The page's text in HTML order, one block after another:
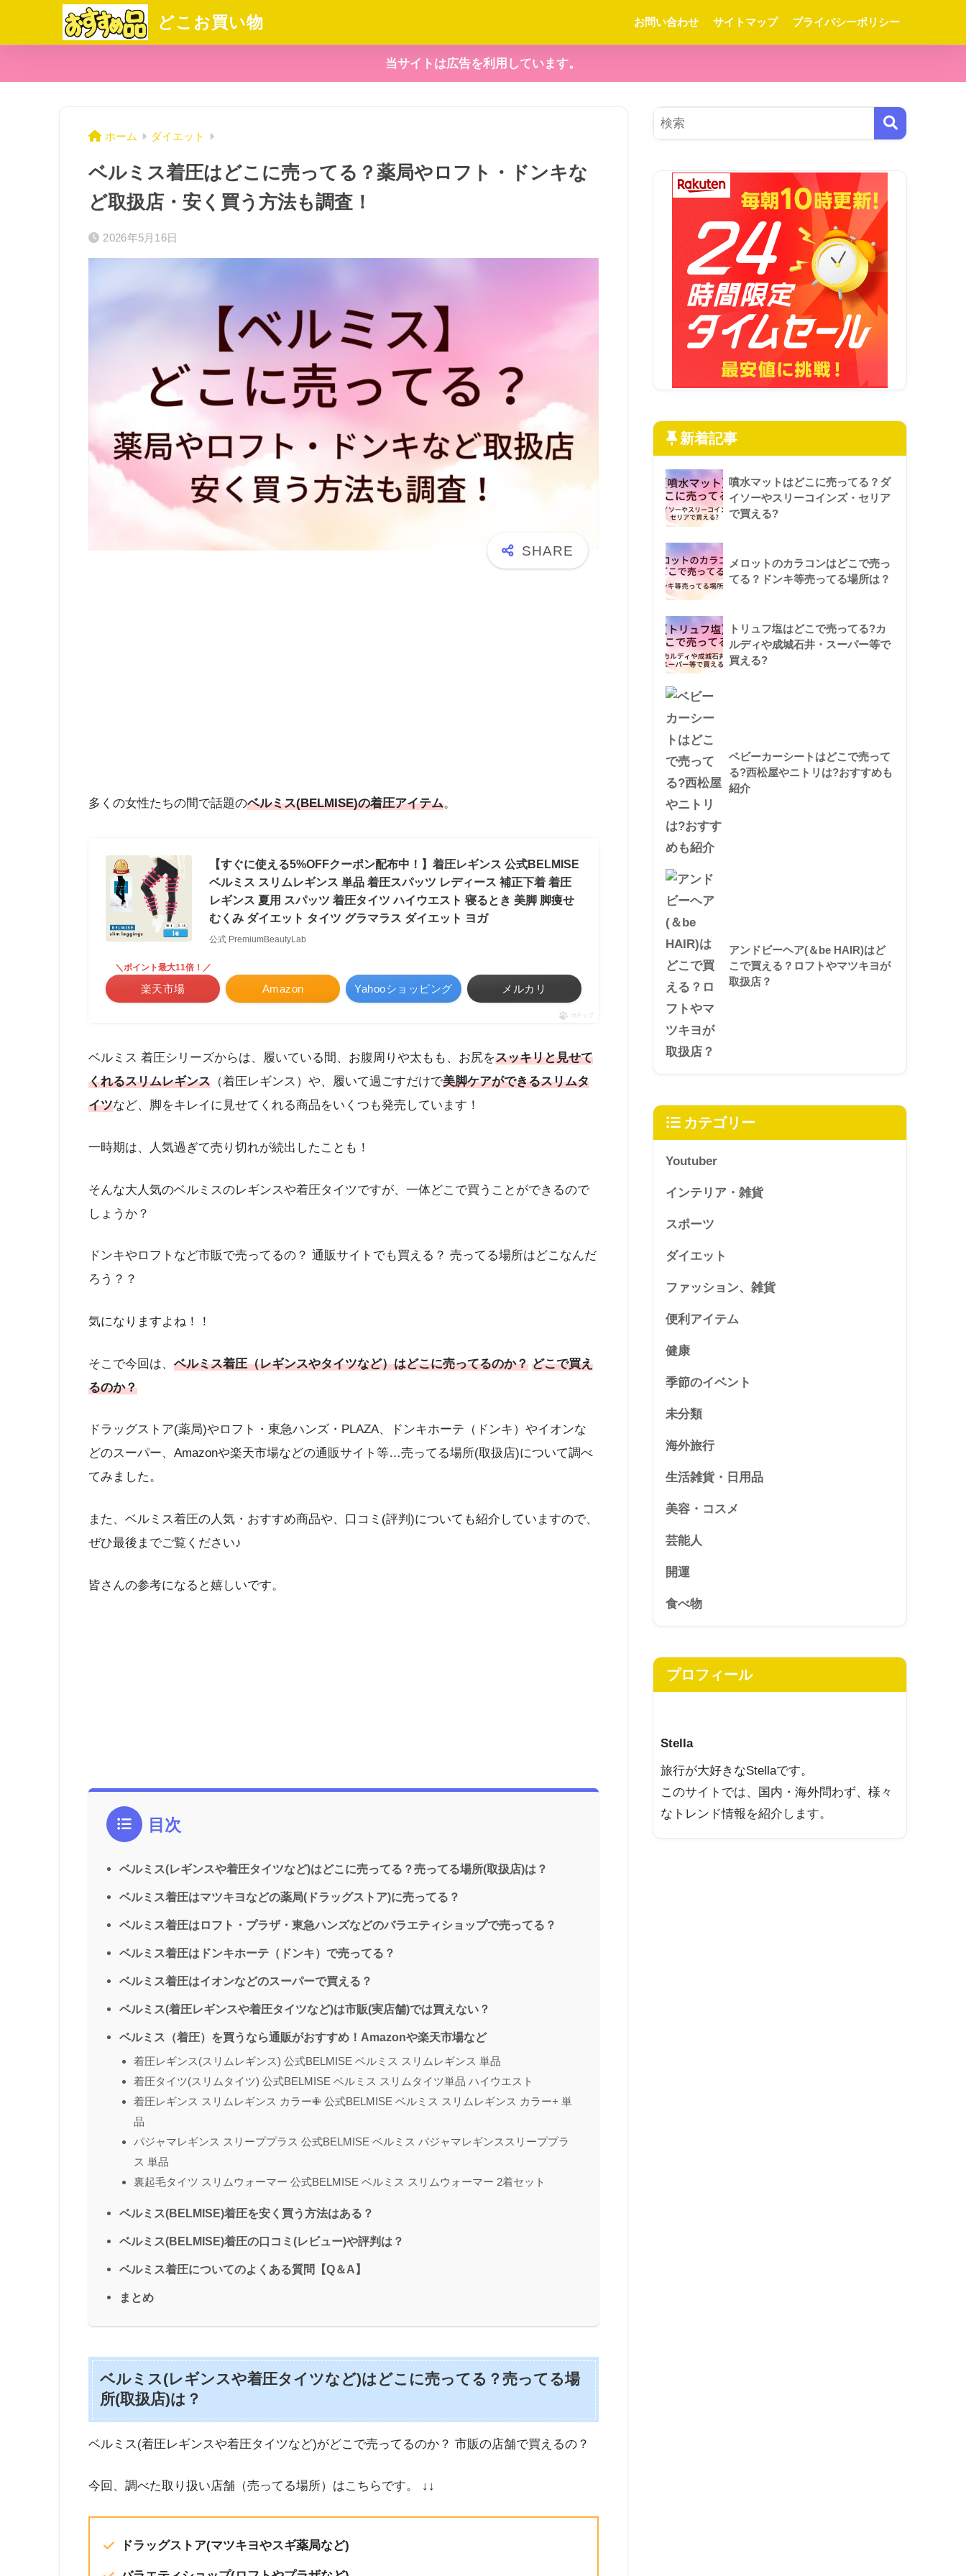
どこお買い物 お問い合わせ サイトマップ プライバシーポリシー
当サイトは広告を利用しています。
ホーム ダイエット
ベルミス着圧はどこに売ってる？薬局やロフト・ドンキな
ど取扱店・安く買う方法も調査！
2026年5月16日
多くの女性たちの間で話題のベルミス(BELMISE)の着圧アイテム。
【すぐに使える5%OFFクーポン配布中！】着圧レギンス 公式BELMISE
ベルミス スリムレギンス 単品 着圧スパッツ レディース 補正下着 着圧
レギンス 夏用 スパッツ 着圧タイツ ハイウエスト 寝るとき 美脚 脚痩せ
むくみ ダイエット タイツ グラマラス ダイエット ヨガ
公式 PremiumBeautyLab
Amazon
＼ポイント最大11倍！／
楽天市場 Yahooショッピング メルカリ
ポチップ
ベルミス 着圧シリーズからは、履いている間、お腹周りや太もも、お尻をスッキリと見せて
くれるスリムレギンス （着圧レギンス）や、履いて過ごすだけで美脚ケアができるスリムタ
イツなど、脚をキレイに見せてくれる商品をいくつも発売しています！
一時期は、人気過ぎて売り切れが続出したことも！
そんな大人気のベルミスのレギンスや着圧タイツですが、一体どこで買うことができるので
しょうか？
ドンキやロフトなど市販で売ってるの？ 通販サイトでも買える？ 売ってる場所はどこなんだ
ろう？？
気になりますよね！！
そこで今回は、 ベルミス着圧（レギンスやタイツなど）はどこに売ってるのか？ どこで買え
るのか？
ドラッグストア(薬局)やロフト・東急ハンズ・PLAZA、ドンキホーテ（ドンキ）やイオンな
どのスーパー、Amazonや楽天市場などの通販サイト等…売ってる場所(取扱店)について調べ
てみました。
また、ベルミス着圧の人気・おすすめ商品や、口コミ(評判)についても紹介していますので、
ぜひ最後までご覧ください♪
皆さんの参考になると嬉しいです。
目次
ベルミス(レギンスや着圧タイツなど)はどこに売ってる？売ってる場所(取扱店)は？
ベルミス着圧はマツキヨなどの薬局(ドラッグストア)に売ってる？
ベルミス着圧はロフト・プラザ・東急ハンズなどのバラエティショップで売ってる？
ベルミス着圧はドンキホーテ（ドンキ）で売ってる？
ベルミス着圧はイオンなどのスーパーで買える？
ベルミス(着圧レギンスや着圧タイツなど)は市販(実店舗)では買えない？
ベルミス（着圧）を買うなら通販がおすすめ！Amazonや楽天市場など
着圧レギンス(スリムレギンス) 公式BELMISE ベルミス スリムレギンス 単品
着圧タイツ(スリムタイツ) 公式BELMISE ベルミス スリムタイツ単品 ハイウエスト
着圧レギンス スリムレギンス カラー✙ 公式BELMISE ベルミス スリムレギンス カラー+ 単
品
パジャマレギンス スリーププラス 公式BELMISE ベルミス パジャマレギンススリーププラ
ス 単品
裏起毛タイツ スリムウォーマー 公式BELMISE ベルミス スリムウォーマー 2着セット
ベルミス(BELMISE)着圧を安く買う方法はある？
ベルミス(BELMISE)着圧の口コミ(レビュー)や評判は？
ベルミス着圧についてのよくある質問【Q＆A】
まとめ
ベルミス(レギンスや着圧タイツなど)はどこに売ってる？売ってる場
所(取扱店)は？
ベルミス(着圧レギンスや着圧タイツなど)がどこで売ってるのか？ 市販の店舗で買えるの？
今回、調べた取り扱い店舗（売ってる場所）はこちらです。 ↓↓
ドラッグストア(マツキヨやスギ薬局など)
新着記事
噴水マットはどこに売ってる？ダ
イソーやスリーコインズ・セリア
で買える?
メロットのカラコンはどこで売っ
てる？ドンキ等売ってる場所は？
トリュフ塩はどこで売ってる?カ
ルディや成城石井・スーパー等で
買える?
ベビーカーシートはどこで売って
る?西松屋やニトリは?おすすめも
紹介
アンドビーヘア(＆be HAIR)はど
こで買える？ロフトやマツキヨが
取扱店？
カテゴリー
Youtuber
インテリア・雑貨
スポーツ
ダイエット
ファッション、雑貨
便利アイテム
健康
季節のイベント
未分類
海外旅行
生活雑貨・日用品
美容・コスメ
芸能人
開運
食べ物
プロフィール
Stella
旅行が大好きなStellaです。
このサイトでは、国内・海外問わず、様々
なトレンド情報を紹介します。